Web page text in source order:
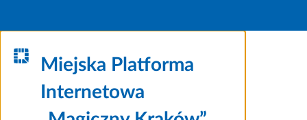
Miejska Platforma
Internetowa